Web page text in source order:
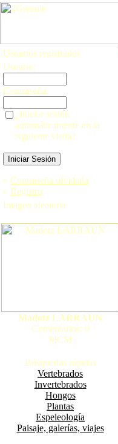
Usuarios registrados
Usuario:
Contraseña:
¿Iniciar sesión
automáticamente en la
siguiente visita?
» Contraseña olvidada
» Registro
Imagen aleatoria
Madotz LARRAUN
Comentarios: 0
MCM
Búsquedas rápidas
Vertebrados
Invertebrados
Hongos
Plantas
Espeleología
Paisaje, galerías, viajes